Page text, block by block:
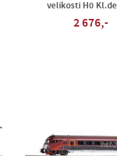
velikosti H0
2 676,-